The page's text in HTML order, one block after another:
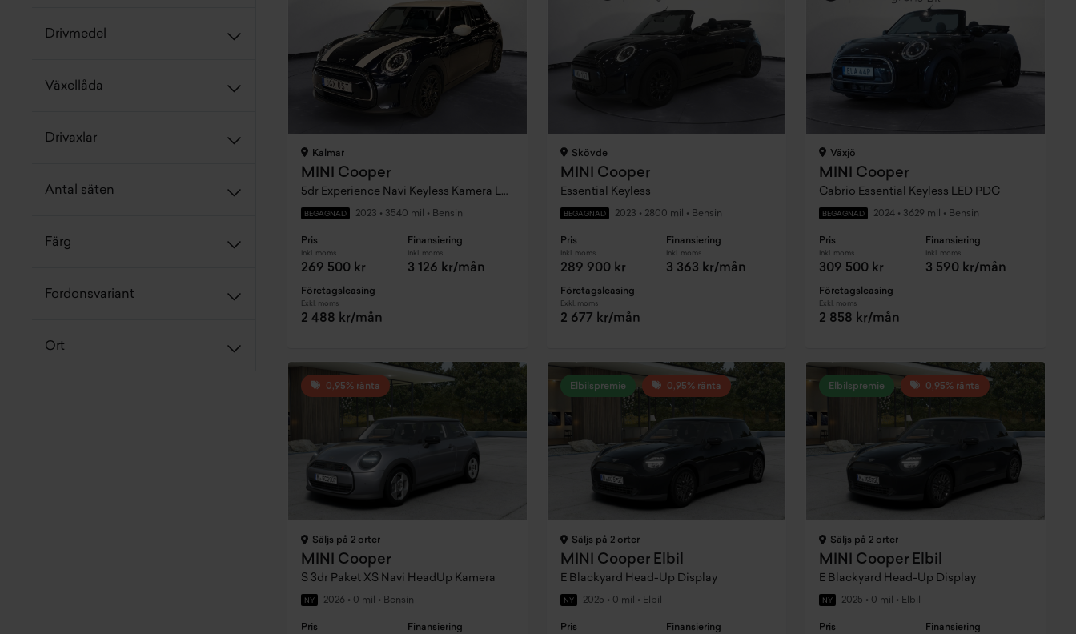
Drivmedel
Växellåda
Drivaxlar
Antal säten
Färg
Fordonsvariant
Ort
Kalmar
MINI Cooper
5dr Experience Navi Keyless Kamera LED Sportstolar Connected
BEGAGNAD 2023 • 3540 mil • Bensin
Pris
Inkl. moms
269 500 kr
Finansiering
Inkl. moms
3 126 kr/mån
Företagsleasing
Exkl. moms
2 488 kr/mån
Skövde
MINI Cooper
Essential Keyless
BEGAGNAD 2023 • 2800 mil • Bensin
Pris
Inkl. moms
289 900 kr
Finansiering
Inkl. moms
3 363 kr/mån
Företagsleasing
Exkl. moms
2 677 kr/mån
Växjö
MINI Cooper
Cabrio Essential Keyless LED PDC
BEGAGNAD 2024 • 3629 mil • Bensin
Pris
Inkl. moms
309 500 kr
Finansiering
Inkl. moms
3 590 kr/mån
Företagsleasing
Exkl. moms
2 858 kr/mån
0,95% ränta
Säljs på 2 orter
MINI Cooper
S 3dr Paket XS Navi HeadUp Kamera
NY 2026 • 0 mil • Bensin
Pris Finansiering
Elbilspremie 0,95% ränta
Säljs på 2 orter
MINI Cooper Elbil
E Blackyard Head-Up Display
NY 2025 • 0 mil • Elbil
Pris Finansiering
Elbilspremie 0,95% ränta
Säljs på 2 orter
MINI Cooper Elbil
E Blackyard Head-Up Display
NY 2025 • 0 mil • Elbil
Pris Finansiering